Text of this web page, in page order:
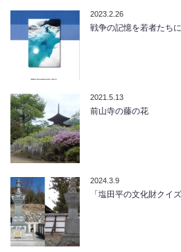
2023.2.26
戦争の記憶を若者たち
2021.5.13
前山寺の藤の花
2024.3.9
「塩田平の文化財ク